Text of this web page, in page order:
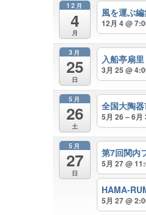
12月
4
月
風を運ぶ
12月 4 @
3月
25
日
入船亭扇
3月 25 @
5月
26
土
全国大陶
5月 26 – 6
5月
27
日
第7回関内
5月 27 @
HAMA-
5月 27 @